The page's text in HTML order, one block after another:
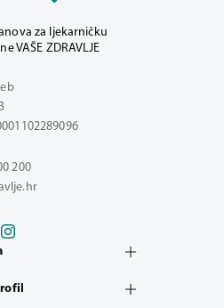
za ljekarničku
VAŠE ZDRAVLJE
200